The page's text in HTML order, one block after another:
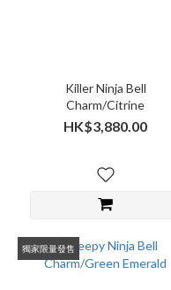
Killer Ninja Bell
Charm/Citrine
HK$3,880.00
獨家限量發售